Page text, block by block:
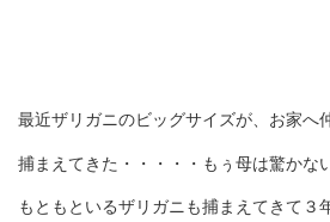
最近ザリガニのビッグサイズが、お家へ
捕まえてきた・・・・・もぅ母は驚かな
もともといるザリガニも捕まえてきて３